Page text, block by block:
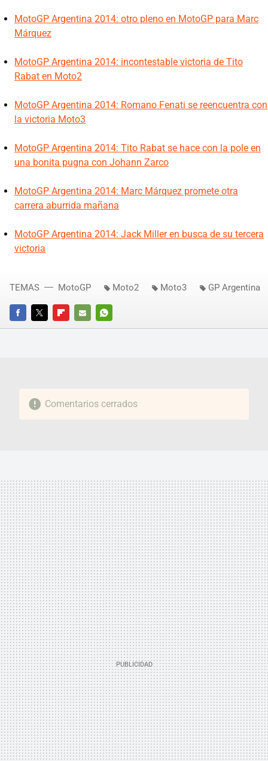
MotoGP Argentina 2014: otro pleno en MotoGP para Marc
Márquez
MotoGP Argentina 2014: incontestable victoria de Tito
Rabat en Moto2
MotoGP Argentina 2014: Romano Fenati se reencuentra con
la victoria Moto3
MotoGP Argentina 2014: Tito Rabat se hace con la pole en
una bonita pugna con Johann Zarco
MotoGP Argentina 2014: Marc Márquez promete otra
carrera aburrida mañana
MotoGP Argentina 2014: Jack Miller en busca de su tercera
victoria
FACEBOOKTWITTERFLIPBOARD
E-
WHATSAPP
TEMAS MotoGP Moto2 Moto3 GP Argentina
Comentarios cerrados